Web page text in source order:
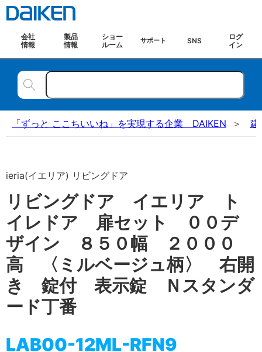
会社
情報
製品
情報
ショー
ルーム
サポート SNS
ログ
イン
「ずっと ここちいいね」を実現する企業 DAIKEN 建
ieria(イエリア) リビングドア
リビングドア イエリア ト
イレドア 扉セット ００デ
ザイン ８５０幅 ２０００
高 〈ミルベージュ柄〉 右開
き 錠付 表示錠 Ｎスタンダ
ード丁番
LAB00-12ML-RFN9